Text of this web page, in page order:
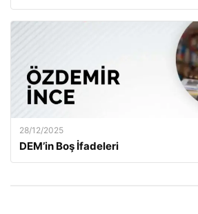
28/12/2025
DEM’in Boş İfadeleri